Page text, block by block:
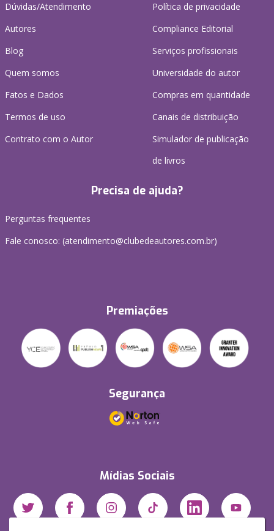
Dúvidas/Atendimento
Autores
Blog
Quem somos
Fatos e Dados
Termos de uso
Contrato com o Autor
Política de privacidade
Compliance Editorial
Serviços profissionais
Universidade do autor
Compras em quantidade
Canais de distribuição
Simulador de publicação
de livros
Precisa de ajuda?
Perguntas frequentes
Fale conosco: (atendimento@clubedeautores.com.br)
Premiações
Segurança
Mídias Sociais